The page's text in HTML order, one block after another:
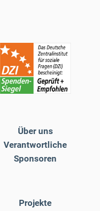
Über uns
Verantwortliche
Sponsoren
Projekte